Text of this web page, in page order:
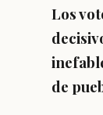
Los
de